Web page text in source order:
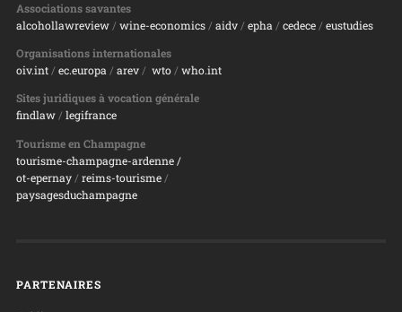
Associations savantes
alcohollawreview/ wine-economics/ aidv/ epha / cedece/ eustudies
Organisations internationales
oiv.int/ ec.europa/ arev/ wto/ who.int
Sites juridiques à vocation générale
findlaw/ legifrance
Tourisme en Champagne
tourisme-champagne-ardenne /
ot-epernay/ reims-tourisme/
paysagesduchampagne
PARTENAIRES